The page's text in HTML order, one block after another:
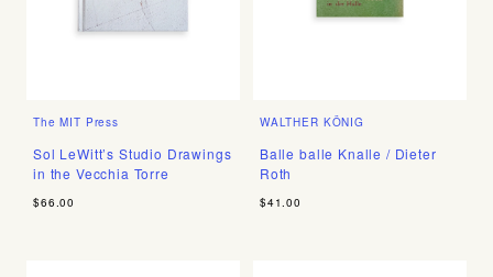
The MIT Press
Sol LeWitt’s Studio Drawings
in the Vecchia Torre
$66.00
WALTHER KÖNIG
Balle balle Knalle / Dieter
Roth
$41.00